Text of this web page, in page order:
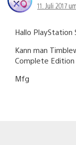
11. Juli 2017
Hallo PlayStation
Kann man
Complete
Mfg